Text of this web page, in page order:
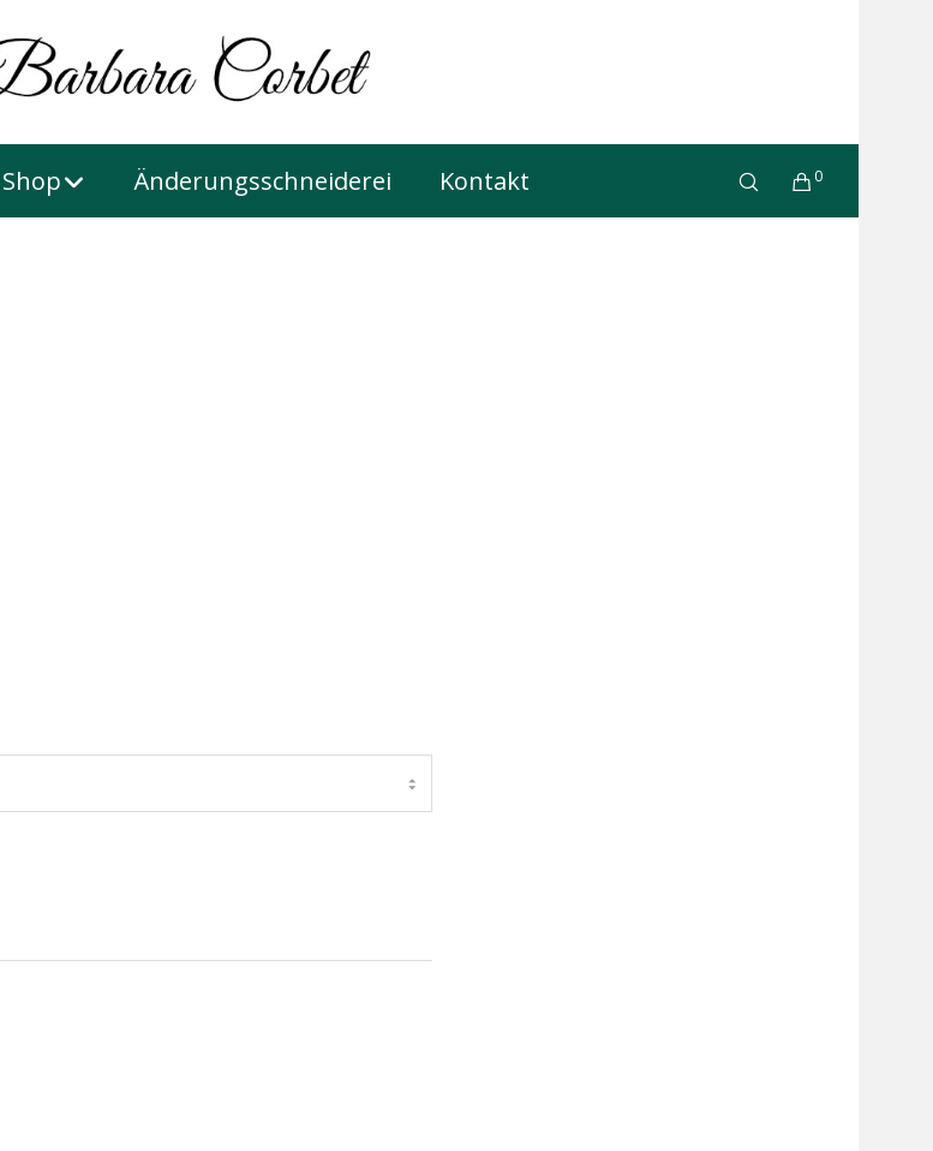
0
Shop Änderungsschneiderei Kontakt